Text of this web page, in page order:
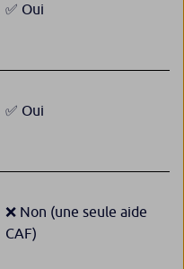
✅ Oui
✅ Oui
❌ Non (une seule aide
CAF)